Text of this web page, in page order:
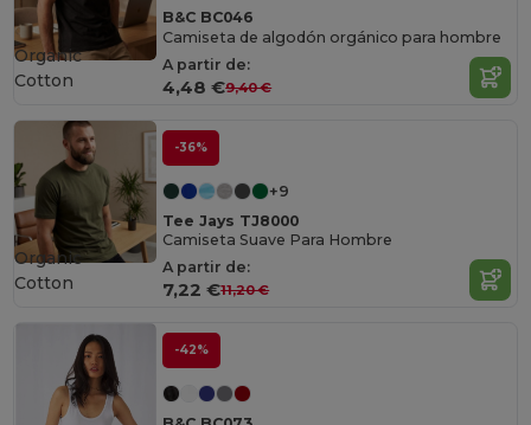
B&C BC046
Camiseta de algodón orgánico para hombre
A partir de:
4,48 €9,40 €
Organic
Cotton
-36%
+9
Tee Jays TJ8000
Camiseta Suave Para Hombre
A partir de:
7,22 €11,20 €
Organic
Cotton
-42%